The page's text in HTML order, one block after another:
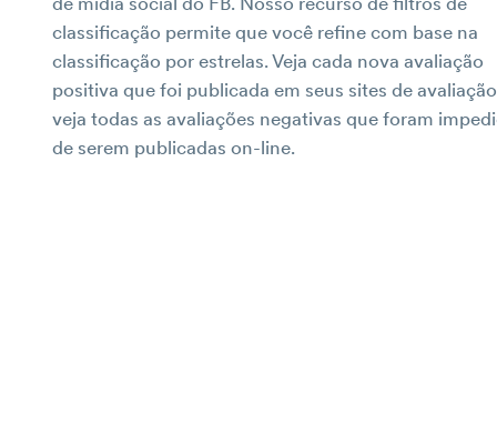
de mídia social do FB. Nosso recurso de filtros de
classificação permite que você refine com base na
classificação por estrelas. Veja cada nova avaliação
positiva que foi publicada em seus sites de
veja todas as avaliações negativas que foram
de serem publicadas on-line.